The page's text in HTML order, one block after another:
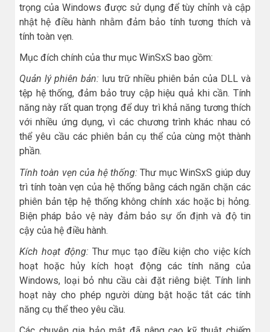
trọng của Windows được sử dụng để tùy chỉnh và cập
nhật hệ điều hành nhằm đảm bảo tính tương thích và
tính toàn vẹn.
Mục đích chính của thư mục WinSxS bao gồm:
Quản lý phiên bản: lưu trữ nhiều phiên bản của DLL và
tệp hệ thống, đảm bảo truy cập hiệu quả khi cần. Tính
năng này rất quan trọng để duy trì khả năng tương thích
với nhiều ứng dụng, vì các chương trình khác nhau có
thể yêu cầu các phiên bản cụ thể của cùng một thành
phần.
Tính toàn vẹn của hệ thống: Thư mục WinSxS giúp duy
trì tính toàn vẹn của hệ thống bằng cách ngăn chặn các
phiên bản tệp hệ thống không chính xác hoặc bị hỏng.
Biện pháp bảo vệ này đảm bảo sự ổn định và độ tin
cậy của hệ điều hành.
Kích hoạt động:Thư mục tạo điều kiện cho việc kích
hoạt hoặc hủy kích hoạt động các tính năng của
Windows, loại bỏ nhu cầu cài đặt riêng biệt. Tính linh
hoạt này cho phép người dùng bật hoặc tắt các tính
năng cụ thể theo yêu cầu.